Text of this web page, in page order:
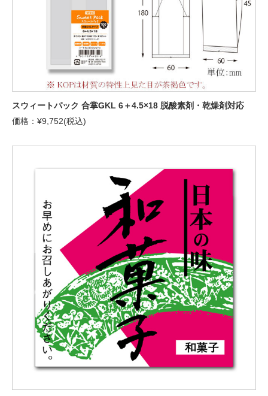
スウィートパック 合掌GKL 6＋4.5×18 脱酸素剤・乾燥剤対応
価格：¥9,752(税込)